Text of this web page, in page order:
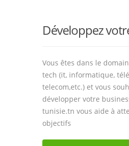
Développez
Vous êtes dans le
tech (it, informatique,
telecom,etc.) et vous
développer votre
tunisie.tn vous aide à
objectifs